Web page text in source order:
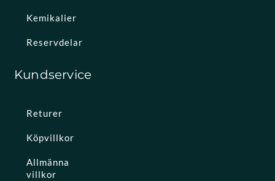
Kemikalier
Reservdelar
Kundservice
Returer
Köpvillkor
Allmänna
villkor